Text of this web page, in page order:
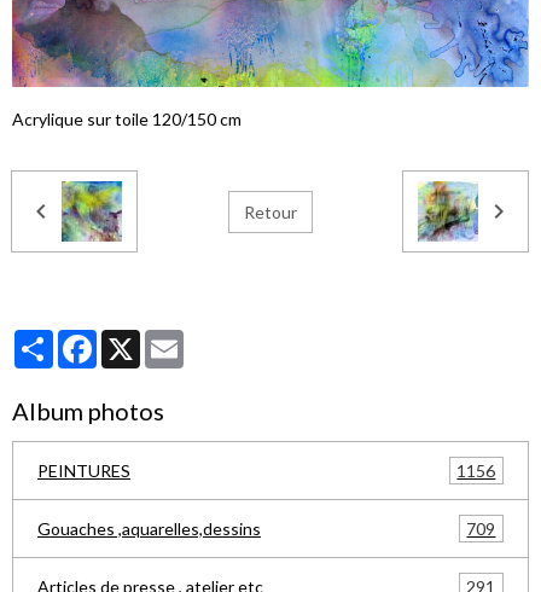
Acrylique sur toile 120/150 cm
Retour
PartagerFacebook
X
Album photos
PEINTURES 1156
Gouaches ,aquarelles,dessins 709
Articles de presse , atelier etc 291